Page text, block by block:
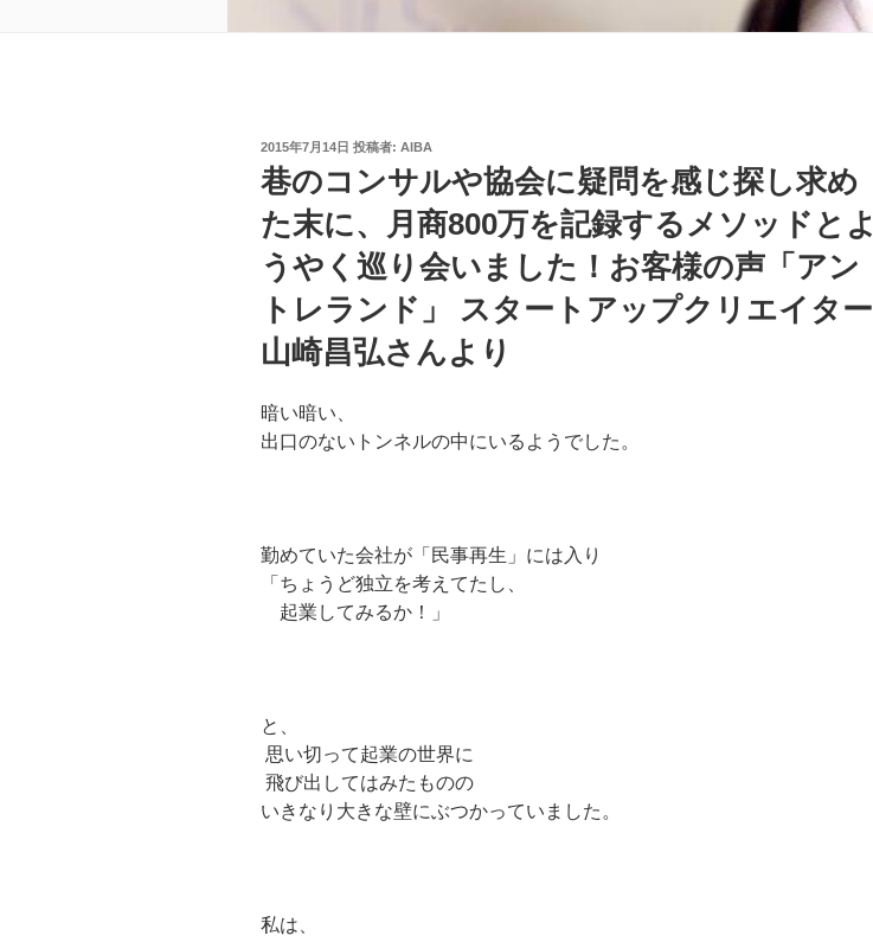
投
稿
日:
2015年7月14日 投稿者: AIBA
巷のコンサルや協会に疑問を感じ探し求め
た末に、月商800万を記録するメソッドとよ
うやく巡り会いました！お客様の声「アン
トレランド」 スタートアップクリエイター
山崎昌弘さんより
暗い暗い、
出口のないトンネルの中にいるようでした。
勤めていた会社が「民事再生」には入り
「ちょうど独立を考えてたし、
起業してみるか！」
と、
思い切って起業の世界に
飛び出してはみたものの
いきなり大きな壁にぶつかっていました。
私は、